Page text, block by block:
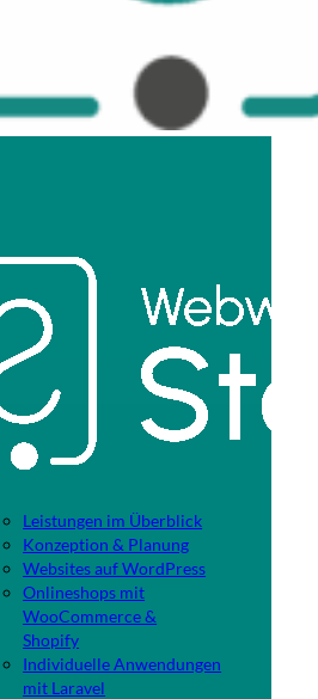
Leistungen im Überblick
Konzeption & Planung
Websites auf WordPress
Onlineshops mit
WooCommerce &
Shopify
Individuelle Anwendungen
mit Laravel